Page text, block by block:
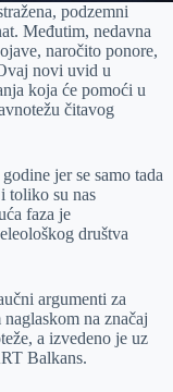
podzemni
Međutim, nedavna
naročito ponore,
novi uvid u
koja će pomoći u
čitavog
jer se samo tada
toliko su nas
faza je
društva
argumenti za
na značaj
a izvedeno je uz
Balkans.